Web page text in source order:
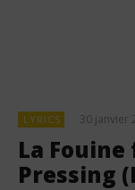
LYRICS 30 janvier
La Fouine
Pressing